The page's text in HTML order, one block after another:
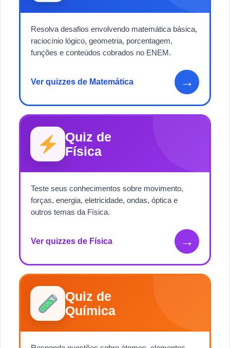
Resolva desafios envolvendo matemática básica,
raciocínio lógico, geometria, porcentagem,
funções e conteúdos cobrados no ENEM.
Ver quizzes de Matemática →
Quiz de
Física
Teste seus conhecimentos sobre movimento,
forças, energia, eletricidade, ondas, óptica e
outros temas da Física.
Ver quizzes de Física →
Quiz de
Química